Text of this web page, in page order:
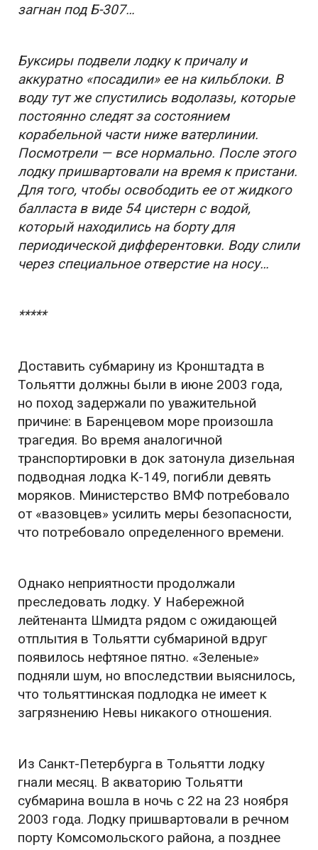
загнан под Б-307…
Буксиры подвели лодку к причалу и
аккуратно «посадили» ее на кильблоки. В
воду тут же спустились водолазы, которые
постоянно следят за состоянием
корабельной части ниже ватерлинии.
Посмотрели — все нормально. После этого
лодку пришвартовали на время к пристани.
Для того, чтобы освободить ее от жидкого
балласта в виде 54 цистерн с водой,
который находились на борту для
периодической дифферентовки. Воду слили
через специальное отверстие на носу…
*****
Доставить субмарину из Кронштадта в
Тольятти должны были в июне 2003 года,
но поход задержали по уважительной
причине: в Баренцевом море произошла
трагедия. Во время аналогичной
транспортировки в док затонула дизельная
подводная лодка К-149, погибли девять
моряков. Министерство ВМФ потребовало
от «вазовцев» усилить меры безопасности,
что потребовало определенного времени.
Однако неприятности продолжали
преследовать лодку. У Набережной
лейтенанта Шмидта рядом с ожидающей
отплытия в Тольятти субмариной вдруг
появилось нефтяное пятно. «Зеленые»
подняли шум, но впоследствии выяснилось,
что тольяттинская подлодка не имеет к
загрязнению Невы никакого отношения.
Из Санкт-Петербурга в Тольятти лодку
гнали месяц. В акваторию Тольятти
субмарина вошла в ночь с 22 на 23 ноября
2003 года. Лодку пришвартовали в речном
порту Комсомольского района, а позднее